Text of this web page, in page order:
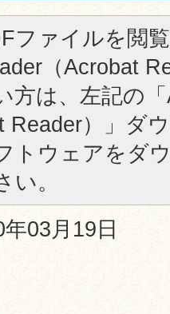
ファイルを閲
（Acrobat
方は、左記の
Reader）」ダ
トウェアをダ
い。
03月19日